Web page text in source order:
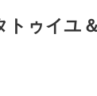
トゥイユ